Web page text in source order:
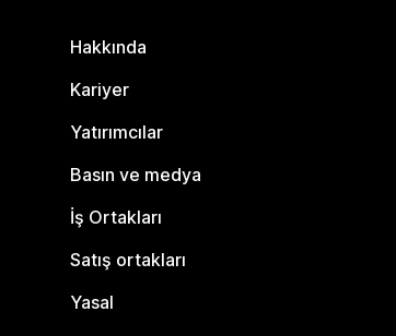
Hakkında
Kariyer
Yatırımcılar
Basın ve medya
İş Ortakları
Satış ortakları
Yasal